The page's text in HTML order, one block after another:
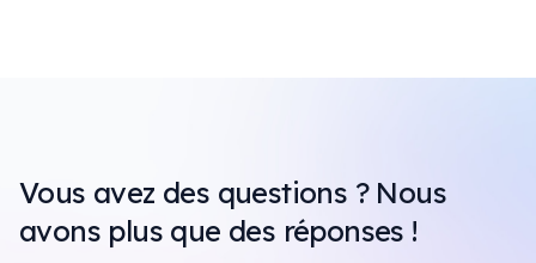
Vous avez des questions ? Nous
avons plus que des réponses !